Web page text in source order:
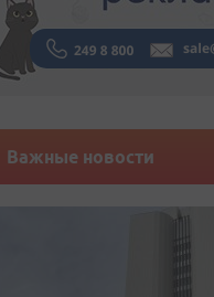
Важные новости